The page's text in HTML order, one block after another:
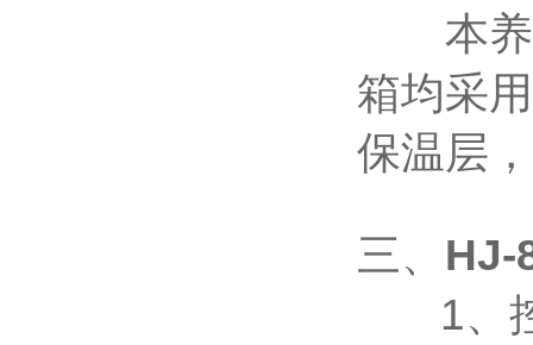
本养
箱均采
保温层
三、 HJ-
1、控